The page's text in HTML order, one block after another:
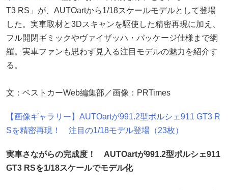
T3 RS」が、AUTOartから1/18スケールモデルとして登場
した。実車取材と3Dスキャンを駆使した精密再現に加え、
フル開閉ギミックやヴァイザッハ・パッケージ仕様まで網
羅。実車ファンも思わず見入る注目モデルの魅力を紹介す
る。
文：ベストカーWeb編集部／画像：PRTimes
【画像ギャラリー】AUTOartが991.2型ポルシェ911 GT3 R
Sを精密再現！ 注目の1/18モデル登場（23枚）
実車さながらの完成度！ AUTOartが991.2型ポルシェ911
GT3 RSを1/18スケールでモデル化